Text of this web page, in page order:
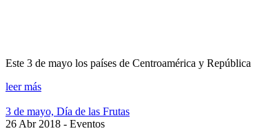
Este 3 de mayo los países de Centroamérica y
leer más
3 de mayo, Día de las Frutas
26 Abr 2018 - Eventos